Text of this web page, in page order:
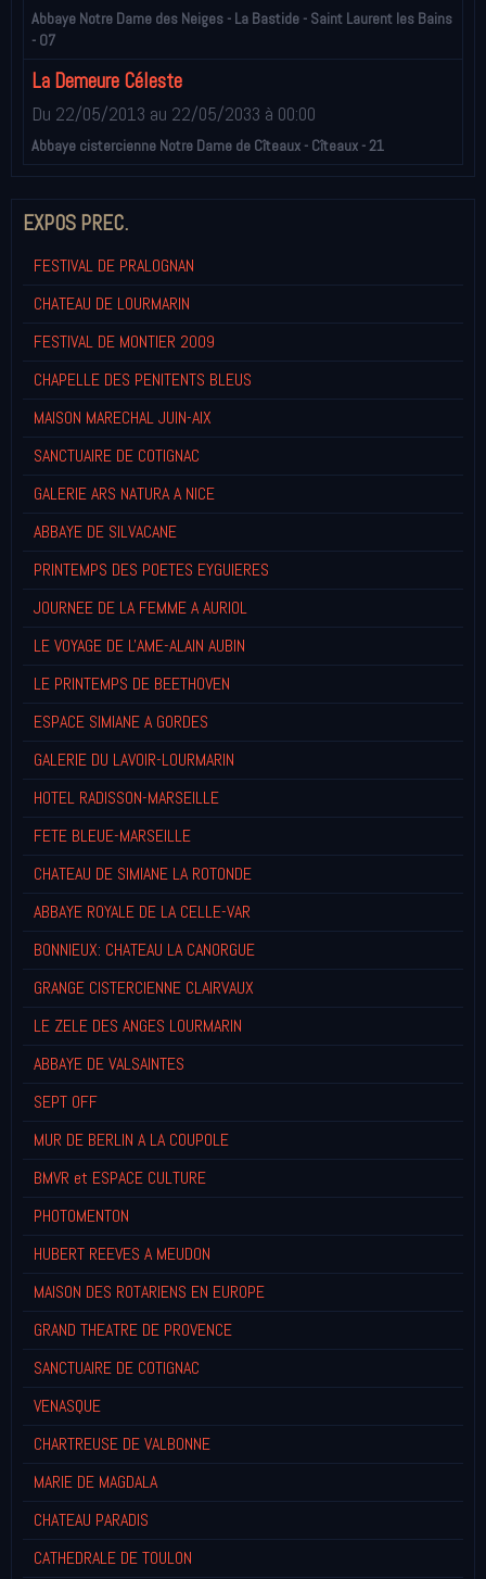
Abbaye Notre Dame des Neiges - La Bastide - Saint Laurent les Bains
- 07
La Demeure Céleste
Du 22/05/2013 au 22/05/2033 à 00:00
Abbaye cistercienne Notre Dame de Cîteaux - Cîteaux - 21
EXPOS PREC.
FESTIVAL DE PRALOGNAN
CHATEAU DE LOURMARIN
FESTIVAL DE MONTIER 2009
CHAPELLE DES PENITENTS BLEUS
MAISON MARECHAL JUIN-AIX
SANCTUAIRE DE COTIGNAC
GALERIE ARS NATURA A NICE
ABBAYE DE SILVACANE
PRINTEMPS DES POETES EYGUIERES
JOURNEE DE LA FEMME A AURIOL
LE VOYAGE DE L'AME-ALAIN AUBIN
LE PRINTEMPS DE BEETHOVEN
ESPACE SIMIANE A GORDES
GALERIE DU LAVOIR-LOURMARIN
HOTEL RADISSON-MARSEILLE
FETE BLEUE-MARSEILLE
CHATEAU DE SIMIANE LA ROTONDE
ABBAYE ROYALE DE LA CELLE-VAR
BONNIEUX: CHATEAU LA CANORGUE
GRANGE CISTERCIENNE CLAIRVAUX
LE ZELE DES ANGES LOURMARIN
ABBAYE DE VALSAINTES
SEPT OFF
MUR DE BERLIN A LA COUPOLE
BMVR et ESPACE CULTURE
PHOTOMENTON
HUBERT REEVES A MEUDON
MAISON DES ROTARIENS EN EUROPE
GRAND THEATRE DE PROVENCE
SANCTUAIRE DE COTIGNAC
VENASQUE
CHARTREUSE DE VALBONNE
MARIE DE MAGDALA
CHATEAU PARADIS
CATHEDRALE DE TOULON